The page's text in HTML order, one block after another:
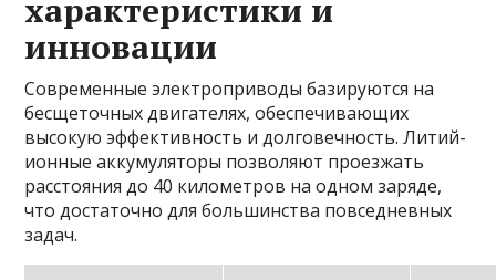
характеристики и
инновации
Современные электроприводы базируются на
бесщеточных двигателях, обеспечивающих
высокую эффективность и долговечность. Литий-
ионные аккумуляторы позволяют проезжать
расстояния до 40 километров на одном заряде,
что достаточно для большинства повседневных
задач.